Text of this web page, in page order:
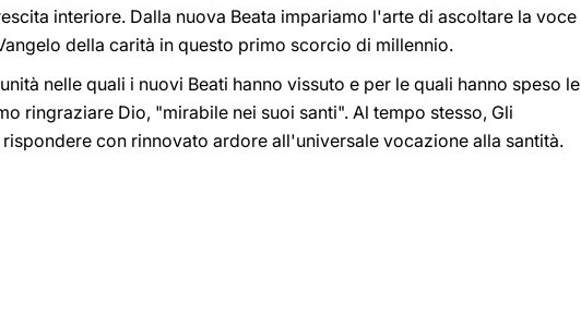
interiore. Dalla nuova Beata impariamo l'arte di ascoltare la voce
della carità in questo primo scorcio di millennio.
nelle quali i nuovi Beati hanno vissuto e per le quali hanno speso le
ringraziare Dio, "mirabile nei suoi santi". Al tempo stesso, Gli
con rinnovato ardore all'universale vocazione alla santità.